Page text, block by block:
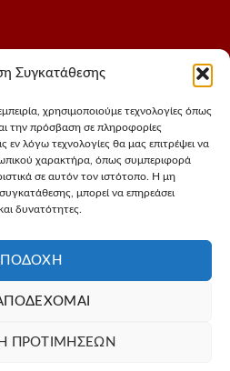
Συγκατάθεσης
χρησιμοποιούμε τεχνολογίες όπως
την πρόσβαση σε πληροφορίες
λόγω τεχνολογίες θα μας επιτρέψει να
χαρακτήρα, όπως συμπεριφορά
σε αυτόν τον ιστότοπο. Η μη
μπορεί να επηρεάσει
δυνατότητες.
ΠΡΟΤΙΜΉΣΕΩΝ
MyIP